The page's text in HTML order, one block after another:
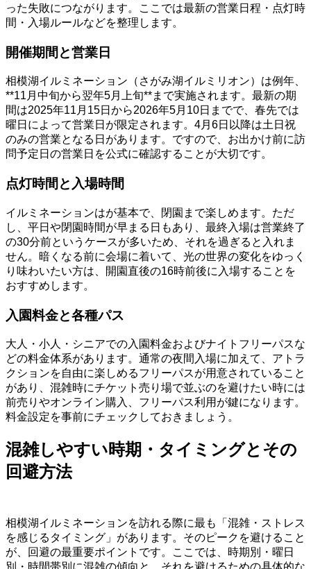
った失敗につながります。ここでは最新の営業日程・点灯時
間・入場ルールなどを整理します。
開催期間と営業日
相模湖イルミネーション（さがみ湖イルミリオン）は例年、
**11月中旬から翌年5月上旬**まで実施されます。最新の期
間は2025年11月15日から2026年5月10日までで、春先では
曜日によって営業日が限定されます。4月6日以降は土日祝
のみの営業となる日があります。ですので、お出かけ前に訪
問予定日の営業日を公式に確認することが大切です。
点灯時間と入場時間
イルミネーションはが基本で、閉園まで楽しめます。ただ
し、平日や閉園時間が早まる日もあり、最終入場は営業終了
の30分前というケースが多いため、それを過ぎると入れま
せん。暗くなる前に会場に着いて、光の世界の変化をゆっく
り味わいたい方は、開園直後の16時前後に入場することを
おすすめします。
入園料金と各種パス
大人・小人・シニアでの入園料金およびナイトフリーパスな
どの料金体系があります。通常の夜間入場に加えて、アトラ
クションを自由に楽しめるフリーパスが用意されていること
があり、混雑時にチケット売り場で並ぶのを避けたい時には
前売りやオンライン購入、フリーパス利用が鍵になります。
料金設定を事前にチェックしておきましょう。
混雑しやすい時期・タイミングとその
回避方法
相模湖イルミネーションを訪れる際に最も「混雑・ストレス
を感じるタイミング」があります。そのピークを避けること
が、回避の最重要ポイントです。ここでは、時期別・曜日